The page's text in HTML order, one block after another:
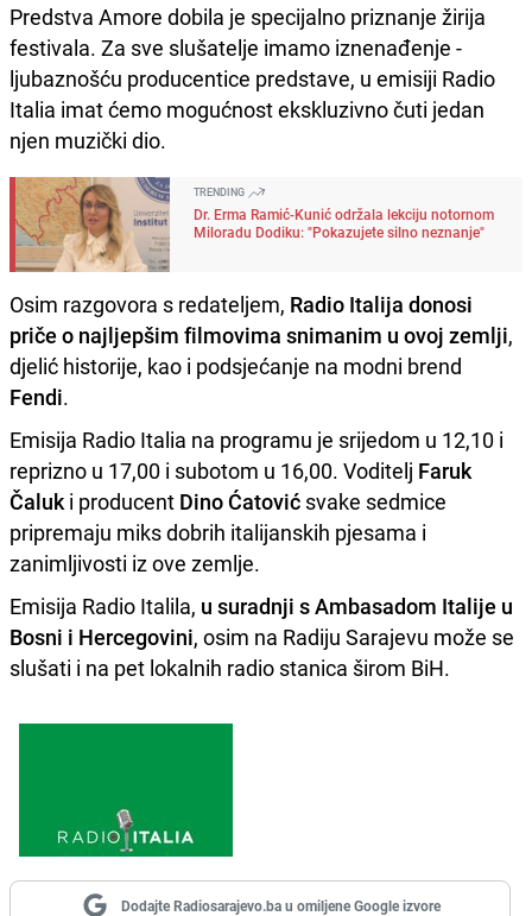
Predstva Amore dobila je specijalno priznanje žirija
festivala. Za sve slušatelje imamo iznenađenje -
ljubaznošću producentice predstave, u emisiji Radio
Italia imat ćemo mogućnost ekskluzivno čuti jedan
njen muzički dio.
TRENDING
Dr. Erma Ramić-Kunić održala lekciju notornom
Miloradu Dodiku: "Pokazujete silno neznanje"
Osim razgovora s redateljem, Radio Italija donosi
priče o najljepšim filmovima snimanim u ovoj zemlji,
djelić historije, kao i podsjećanje na modni brend
Fendi.
Emisija Radio Italia na programu je srijedom u 12,10 i
reprizno u 17,00 i subotom u 16,00. Voditelj Faruk
Čaluk i producent Dino Ćatović svake sedmice
pripremaju miks dobrih italijanskih pjesama i
zanimljivosti iz ove zemlje.
Emisija Radio Italila, u suradnji s Ambasadom Italije u
Bosni i Hercegovini, osim na Radiju Sarajevu može se
slušati i na pet lokalnih radio stanica širom BiH.
Dodajte Radiosarajevo.ba u omiljene Google izvore